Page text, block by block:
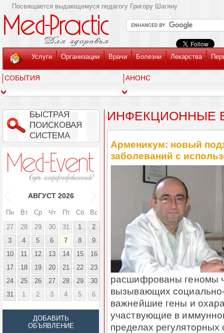
Посвящается выдающемуся педагогу Григору Шагяну
Услуги Организации Врачи Болезни Лекарства
СОБЫТИЯ АНОНС
БЫСТРАЯ
ПОИСКОВАЯ
СИСТЕМА
АВГУСТ 2026
Пн Вт Ср Чт Пт Сб
Вс
27
28 29 30 31 1
2
3
4 5 6 7 8
9
10
11 12 13 14 15
16
17
18 19 20 21 22
23
24
25 26 27 28 29
30
31
1 2 3 4 5 6
ДОБАВИТЬ
ОБЪЯВЛЕНИЕ
ИНФЕКЦИОННЫЕ
Арменикум: новый
заболеваний с
расшифрованы геномы
вызывающих
важнейшие гены и
участвующие в
пределах